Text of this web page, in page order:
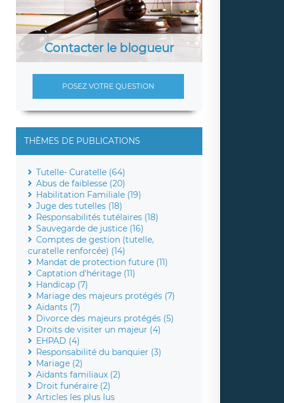
Contacter le blogueur
POSEZ VOTRE QUESTION
THÈMES DE PUBLICATIONS
Tutelle- Curatelle (64)
Abus de faiblesse (20)
Habilitation Familiale (19)
Juge des tutelles (18)
Responsabilités tutélaires (18)
Sauvegarde de justice (16)
Comptes de gestion (tutelle,
curatelle renforcée) (14)
Mandat de protection future (11)
Captation d'héritage (11)
Handicap (7)
Mariage des majeurs protégés (7)
Aidants (7)
Divorce des majeurs protégés (5)
Droits de visiter un majeur (4)
EHPAD (4)
Responsabilité du banquier (3)
Mariage (2)
Aidants familiaux (2)
Droit funéraire (2)
Articles les plus lus